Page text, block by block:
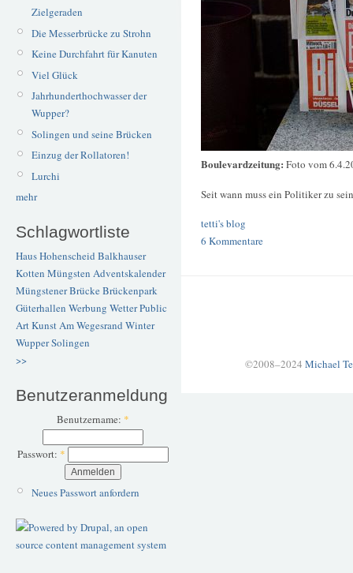
Zielgeraden
Die Messerbrücke zu Strohn
Keine Durchfahrt für Kanuten
Viel Glück
Jahrhunderthochwasser der
Wupper?
Solingen und seine Brücken
Einzug der Rollatoren!
Lurchi
mehr
Schlagwortliste
Haus Hohenscheid Balkhauser
Kotten Müngsten Adventskalender
Müngstener BrückeBrückenpark
Güterhallen Werbung WetterPublic
ArtKunstAm Wegesrand Winter
WupperSolingen
>>
Benutzeranmeldung
Benutzername: *
Passwort: *
Neues Passwort anfordern
Boulevardzeitung: Foto vom
Seit wann muss ein Politiker zu
tetti's blog
6 Kommentare
©2008–2024 Michael